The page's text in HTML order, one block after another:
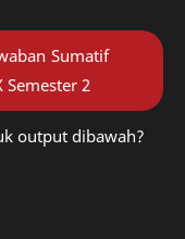
Sumatif
Semester 2
output dibawah?